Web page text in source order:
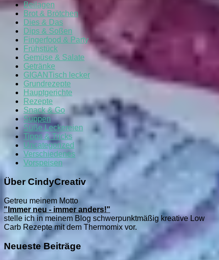
Beilagen
Brot & Brötchen
Dies & Das
Dips & Soßen
Fingerfood & Party
Frühstück
Gemüse & Salate
Getränke
GIGANTisch lecker
Grundrezepte
Hauptgerichte
Rezepte
Snack & Go
Suppen
Süße Leckereien
Tipps & Tricks
Uncategorized
Verschiedenes
Vorspeisen
Über CindyCreativ
Getreu meinem Motto
"Immer neu - immer anders!"
stelle ich in meinem Blog schwerpunktmäßig kreative Low
Carb Rezepte mit dem Thermomix vor.
Neueste Beiträge